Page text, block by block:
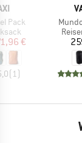
Pack
Preis
€
(1)
Artikel